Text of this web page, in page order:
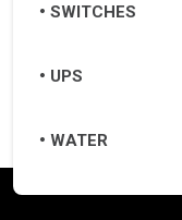
SWITCHES
UPS
WATER